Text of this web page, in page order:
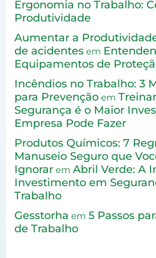
Ergonomia no Trabalho:
Produtividade
Aumentar a
de acidentes em
Equipamentos de
Incêndios no Trabalho: 3
para Prevenção em
Segurança é o Maior
Empresa Pode Fazer
Produtos Químicos: 7
Manuseio Seguro que
Ignorar emAbril Verde: A
Investimento em
Trabalho
Gesstorha em5 Passos
de Trabalho